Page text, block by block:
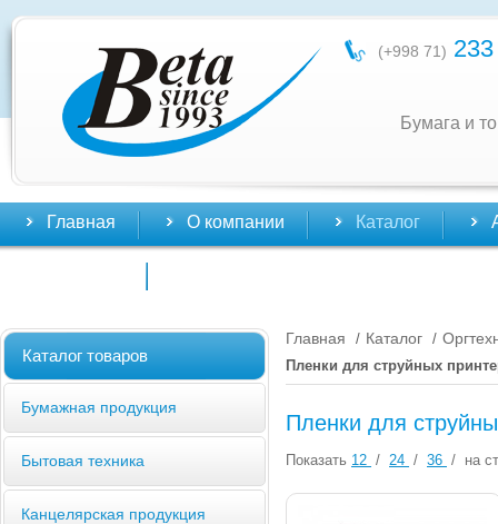
(+998 71)
Бумага и
Главная О компании Каталог
Каталог товаров
Бумажная продукция
Бытовая техника
Канцелярская продукция
Главная / Каталог /
Пленки для струйных
Пленки для
Показать 12 / 24 / 36 / на